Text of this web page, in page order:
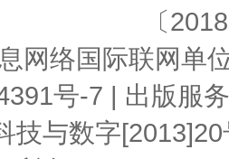
〔
网络国际联网单
号-7 | 出版服
技与数字